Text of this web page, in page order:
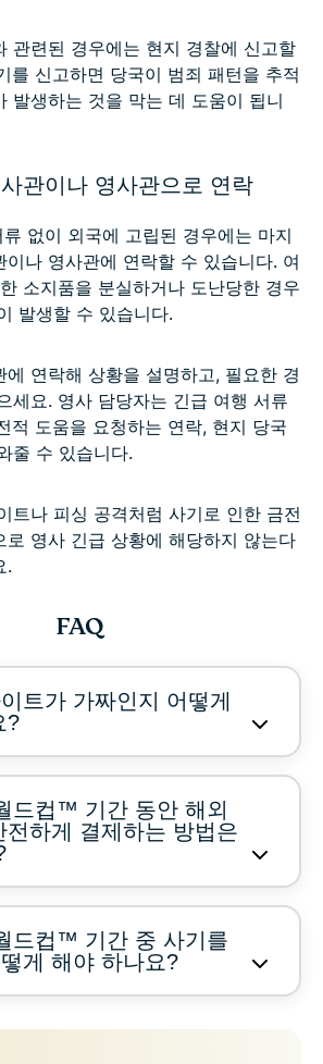
관련된 경우에는 현지 경찰에 신고할
를 신고하면 당국이 범죄 패턴을 추적
발생하는 것을 막는 데 도움이 됩니
관이나 영사관으로 연락
없이 외국에 고립된 경우에는 마지
이나 영사관에 연락할 수 있습니다. 여
소지품을 분실하거나 도난당한 경우
발생할 수 있습니다.
에 연락해 상황을 설명하고, 필요한 경
세요. 영사 담당자는 긴급 여행 서류
적 도움을 요청하는 연락, 현지 당국
줄 수 있습니다.
트나 피싱 공격처럼 사기로 인한 금전
로 영사 긴급 상황에 해당하지 않는다
.
FAQ
트가 가짜인지 어떻게
?
드컵™ 기간 동안 해외
전하게 결제하는 방법은
드컵™ 기간 중 사기를
게 해야 하나요?